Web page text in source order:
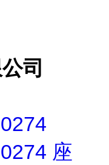
司
座